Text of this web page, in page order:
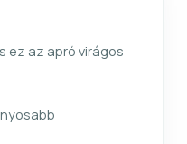
ez az apró virágos